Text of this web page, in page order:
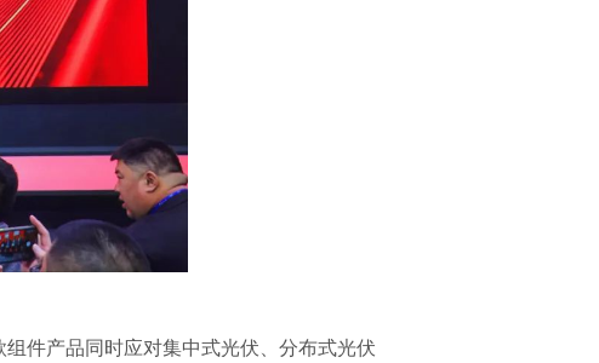
件产品同时应对集中式光伏、分布式光伏